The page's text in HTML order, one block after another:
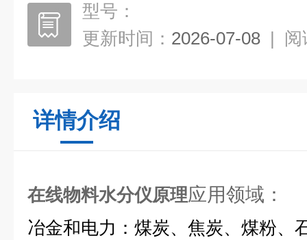
型号：
更新时间： 2026-07-08 | 阅
详情介绍
在线物料水分仪原理应用领域：
冶金和电力：煤炭、焦炭、煤粉、